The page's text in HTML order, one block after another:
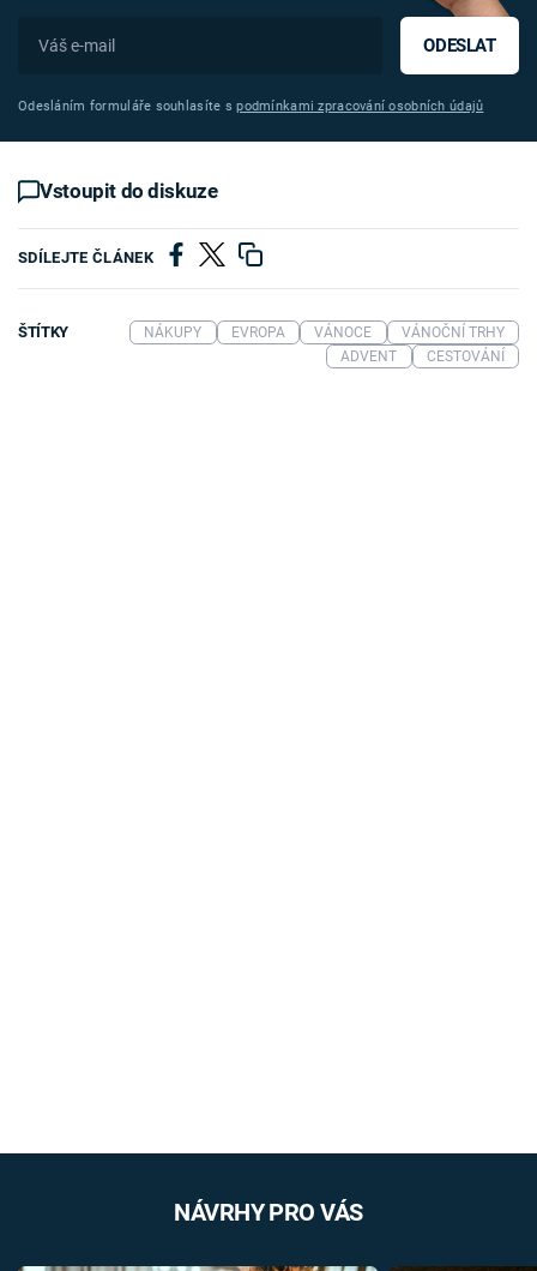
ODESLAT
Odesláním formuláře souhlasíte spodmínkami zpracování osobních údajů
Vstoupit do diskuze
SDÍLEJTE ČLÁNEK
ŠTÍTKY NÁKUPY EVROPA VÁNOCE
VÁNOČNÍ TRHY
ADVENT
CESTOVÁNÍ
NÁVRHY PRO VÁS